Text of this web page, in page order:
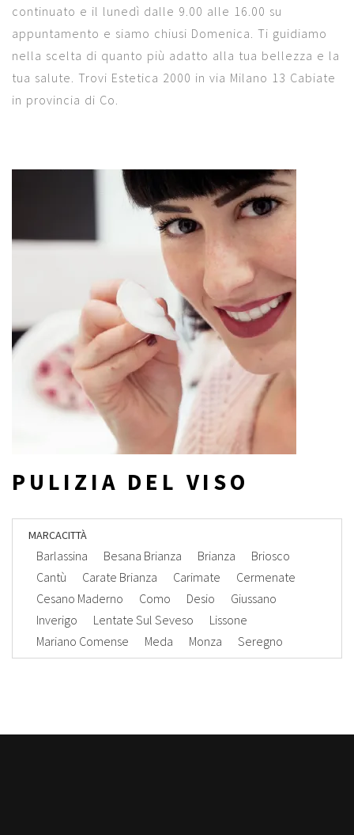
continuato e il lunedì dalle 9.00 alle 16.00 su
appuntamento e siamo chiusi Domenica. Ti guidiamo
nella scelta di quanto più adatto alla tua bellezza e la
tua salute. Trovi Estetica 2000 in via Milano 13 Cabiate
in provincia di Co.
PULIZIA DEL VISO
MARCACITTÀ
Barlassina Besana Brianza Brianza
Briosco
Cantù
Carate Brianza Carimate
Cermenate
Cesano Maderno
Como Desio
Giussano
Inverigo
Lentate Sul Seveso
Lissone
Mariano Comense
Meda Monza Seregno